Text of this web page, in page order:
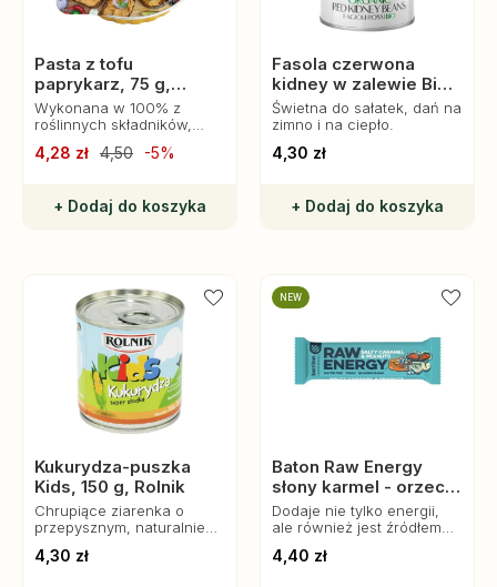
Pasta z tofu
paprykarz, 75 g,
Lunter
Wykonana w 100% z
roślinnych składników,
konserwantów, oferując
4,28 zł 4,50 -5%
+ Dodaj do koszyka
Fasola czerwona
kidney w zalewie Bio,
400 g, Manfuso
Świetna do sałatek, dań na
zimno i na ciepło.
4,30 zł
+ Dodaj do koszyka
Kukurydza-puszka
Kids, 150 g, Rolnik
Chrupiące ziarenka o
przepysznym, naturalnie
dodatku cukru) i
4,30 zł
NEW
Baton Raw Energy
słony karmel - orzech
ziemny bez glutenu,
50 g, Bombus
Dodaje nie tylko energii,
ale również jest źródłem
minerałów i błonnika.
4,40 zł